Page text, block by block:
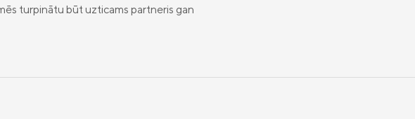
turpinātu būt uzticams partneris gan